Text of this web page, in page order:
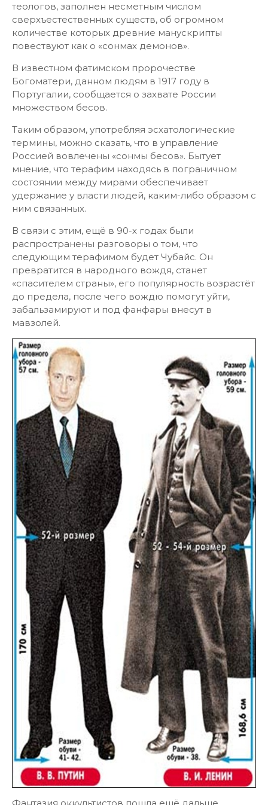
теологов, заполнен несметным числом
сверхъестественных существ, об огромном
количестве которых древние манускрипты
повествуют как о «сонмах демонов».
В известном фатимском пророчестве
Богоматери, данном людям в 1917 году в
Португалии, сообщается о захвате России
множеством бесов.
Таким образом, употребляя эсхатологические
термины, можно сказать, что в управление
Россией вовлечены «сонмы бесов». Бытует
мнение, что терафим находясь в пограничном
состоянии между мирами обеспечивает
удержание у власти людей, каким-либо образом с
ним связанных.
В связи с этим, ещё в 90-х годах были
распространены разговоры о том, что
следующим терафимом будет Чубайс. Он
превратится в народного вождя, станет
«спасителем страны», его популярность возрастёт
до предела, после чего вождю помогут уйти,
забальзамируют и под фанфары внесут в
мавзолей.